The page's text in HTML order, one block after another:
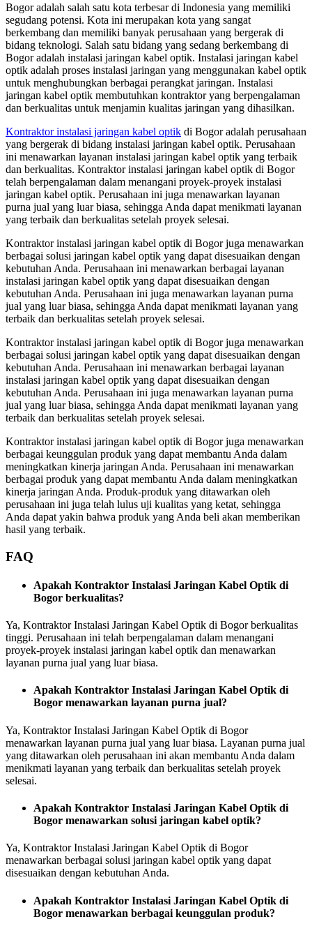
Bogor adalah salah satu kota terbesar di Indonesia yang memiliki
segudang potensi. Kota ini merupakan kota yang sangat
berkembang dan memiliki banyak perusahaan yang bergerak di
bidang teknologi. Salah satu bidang yang sedang berkembang di
Bogor adalah instalasi jaringan kabel optik. Instalasi jaringan kabel
optik adalah proses instalasi jaringan yang menggunakan kabel optik
untuk menghubungkan berbagai perangkat jaringan. Instalasi
jaringan kabel optik membutuhkan kontraktor yang berpengalaman
dan berkualitas untuk menjamin kualitas jaringan yang dihasilkan.
Kontraktor instalasi jaringan kabel optik di Bogor adalah perusahaan
yang bergerak di bidang instalasi jaringan kabel optik. Perusahaan
ini menawarkan layanan instalasi jaringan kabel optik yang terbaik
dan berkualitas. Kontraktor instalasi jaringan kabel optik di Bogor
telah berpengalaman dalam menangani proyek-proyek instalasi
jaringan kabel optik. Perusahaan ini juga menawarkan layanan
purna jual yang luar biasa, sehingga Anda dapat menikmati layanan
yang terbaik dan berkualitas setelah proyek selesai.
Kontraktor instalasi jaringan kabel optik di Bogor juga menawarkan
berbagai solusi jaringan kabel optik yang dapat disesuaikan dengan
kebutuhan Anda. Perusahaan ini menawarkan berbagai layanan
instalasi jaringan kabel optik yang dapat disesuaikan dengan
kebutuhan Anda. Perusahaan ini juga menawarkan layanan purna
jual yang luar biasa, sehingga Anda dapat menikmati layanan yang
terbaik dan berkualitas setelah proyek selesai.
Kontraktor instalasi jaringan kabel optik di Bogor juga menawarkan
berbagai solusi jaringan kabel optik yang dapat disesuaikan dengan
kebutuhan Anda. Perusahaan ini menawarkan berbagai layanan
instalasi jaringan kabel optik yang dapat disesuaikan dengan
kebutuhan Anda. Perusahaan ini juga menawarkan layanan purna
jual yang luar biasa, sehingga Anda dapat menikmati layanan yang
terbaik dan berkualitas setelah proyek selesai.
Kontraktor instalasi jaringan kabel optik di Bogor juga menawarkan
berbagai keunggulan produk yang dapat membantu Anda dalam
meningkatkan kinerja jaringan Anda. Perusahaan ini menawarkan
berbagai produk yang dapat membantu Anda dalam meningkatkan
kinerja jaringan Anda. Produk-produk yang ditawarkan oleh
perusahaan ini juga telah lulus uji kualitas yang ketat, sehingga
Anda dapat yakin bahwa produk yang Anda beli akan memberikan
hasil yang terbaik.
FAQ
Apakah Kontraktor Instalasi Jaringan Kabel Optik di
Bogor berkualitas?
Ya, Kontraktor Instalasi Jaringan Kabel Optik di Bogor berkualitas
tinggi. Perusahaan ini telah berpengalaman dalam menangani
proyek-proyek instalasi jaringan kabel optik dan menawarkan
layanan purna jual yang luar biasa.
Apakah Kontraktor Instalasi Jaringan Kabel Optik di
Bogor menawarkan layanan purna jual?
Ya, Kontraktor Instalasi Jaringan Kabel Optik di Bogor
menawarkan layanan purna jual yang luar biasa. Layanan purna jual
yang ditawarkan oleh perusahaan ini akan membantu Anda dalam
menikmati layanan yang terbaik dan berkualitas setelah proyek
selesai.
Apakah Kontraktor Instalasi Jaringan Kabel Optik di
Bogor menawarkan solusi jaringan kabel optik?
Ya, Kontraktor Instalasi Jaringan Kabel Optik di Bogor
menawarkan berbagai solusi jaringan kabel optik yang dapat
disesuaikan dengan kebutuhan Anda.
Apakah Kontraktor Instalasi Jaringan Kabel Optik di
Bogor menawarkan berbagai keunggulan produk?